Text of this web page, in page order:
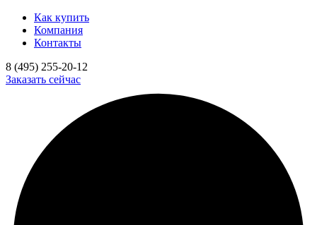
Как купить
Компания
Контакты
8 (495) 255-20-12
Заказать сейчас